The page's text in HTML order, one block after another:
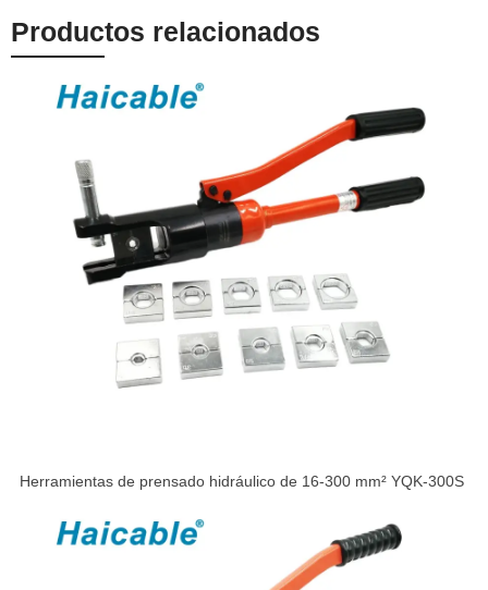
Productos relacionados
Herramientas de prensado hidráulico de 16-300 mm² YQK-300S